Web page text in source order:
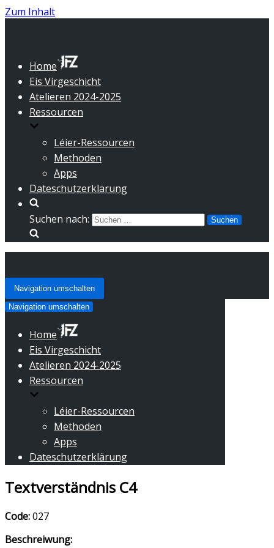
Zum Inhalt
Home
Eis Virgeschicht
Atelieren 2024-2025
Ressourcen
Léier-Ressourcen
Methoden
Apps
Dateschutzerklärung
Suchen nach:
Navigation umschalten
Navigation umschalten
Home
Eis Virgeschicht
Atelieren 2024-2025
Ressourcen
Léier-Ressourcen
Methoden
Apps
Dateschutzerklärung
Textverständnis C4
Code:027
Beschreiwung: